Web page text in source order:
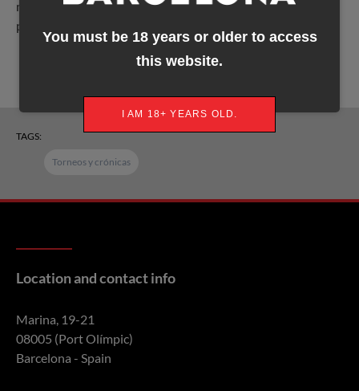
momento era la mayor caja de su carrera como jugador de
póker.
TAGS:
Torneos y crónicas
Location and contact info
Marina, 19-21
08005 (Port Olímpic)
Barcelona - Spain
You must be 18 years or older to access
this website.
I AM 18+ YEARS OLD.